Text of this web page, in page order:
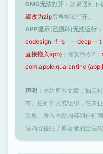
DMG无法打开： 如果遇到下
缀改为zip后再尝试打开。
APP提示(已损坏)无法运行：
codesign -f -s - --deep --
直接拖入app}；修复命令2：
com.apple.quarantine {app
声明：本站所有文章，如无
布。任何个人或组织，在未
采集、发布本站内容到任何
站内容侵犯了原著者的合法